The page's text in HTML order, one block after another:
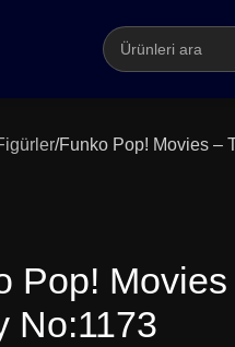
Funko Pop! Movies –
Pop!
No:1173